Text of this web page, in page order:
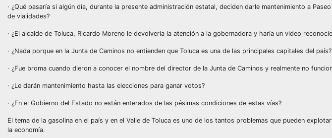
· ¿Qué pasaría si algún día, durante la presente administración estatal, deciden darle mantenimiento a
de vialidades?
· ¿El alcalde de Toluca, Ricardo Moreno le devolvería la atención a la gobernadora y haría un video
· ¿Nada porque en la Junta de Caminos no entienden que Toluca es una de las principales capitales del país?
· ¿Fue broma cuando dieron a conocer el nombre del director de la Junta de Caminos y realmente no
· ¿Le darán mantenimiento hasta las elecciones para ganar votos?
· ¿En el Gobierno del Estado no están enterados de las pésimas condiciones de estas vías?
El tema de la gasolina en el país y en el Valle de Toluca es uno de los tantos problemas que pueden
la economía.